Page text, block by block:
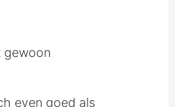
gewoon
even goed als